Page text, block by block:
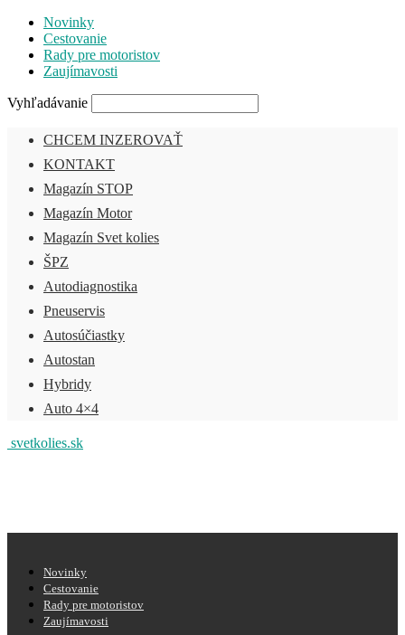
Novinky
Cestovanie
Rady pre motoristov
Zaujímavosti
Vyhľadávanie
CHCEM INZEROVAŤ
KONTAKT
Magazín STOP
Magazín Motor
Magazín Svet kolies
ŠPZ
Autodiagnostika
Pneuservis
Autosúčiastky
Autostan
Hybridy
Auto 4×4
svetkolies.sk
Novinky
Cestovanie
Rady pre motoristov
Zaujímavosti